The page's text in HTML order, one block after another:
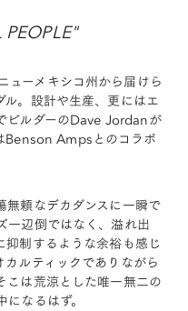
PEOPLE"
ーメキシコ州から届けら
。設計や生産、更にはエ
ビルダーのDave Jordanが
Benson Ampsとのコラボ
無頼なデカダンスに一瞬で
一辺倒ではなく、溢れ出
抑制するような余裕も感じ
ルティックでありながら
こは荒涼とした唯一無二の
なるはず。